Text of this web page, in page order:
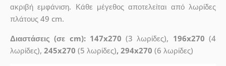
ακριβή εμφάνιση. Κάθε μέγεθος αποτελείται από λωρίδες
πλάτους 49 cm.
Διαστάσεις (σε cm): 147x270 (3 λωρίδες), 196x270 (4
λωρίδες), 245x270 (5 λωρίδες), 294x270 (6 λωρίδες)